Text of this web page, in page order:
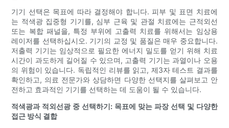
기기 선택은 목표에 따라 결정해야 합니다. 피부 및 표면 치료에
는 적색광 집중형 기기를, 심부 근육 및 관절 치료에는 근적외선
또는 복합 패널을, 특정 부위에 고출력 치료를 위해서는 임상용
레이저를 선택하십시오. 기기의 교정 및 품질은 매우 중요합니다.
저출력 기기는 임상적으로 필요한 에너지 밀도를 얻기 위해 치료
시간이 과도하게 길어질 수 있으며, 고출력 기기는 과열이나 오용
의 위험이 있습니다. 독립적인 리뷰를 읽고, 제3자 테스트 결과를
확인하고, 의료 전문가와 상담하면 다양한 선택지를 살펴보고 안
전하고 효과적인 기기를 선택하는 데 도움이 될 수 있습니다.
적색광과 적외선광 중 선택하기: 목표에 맞는 파장 선택 및 다양한
접근 방식 결합